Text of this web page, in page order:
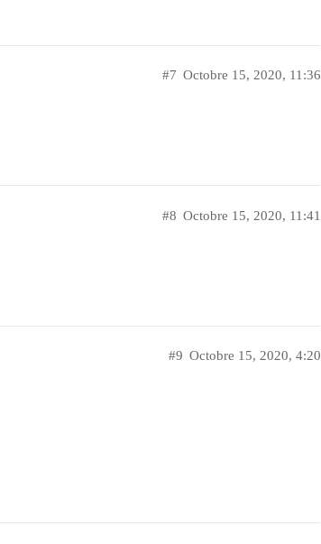
Octobre 15, 2020, 11:36
#7
Octobre 15, 2020, 11:41
#8
Octobre 15, 2020, 4:20
#9